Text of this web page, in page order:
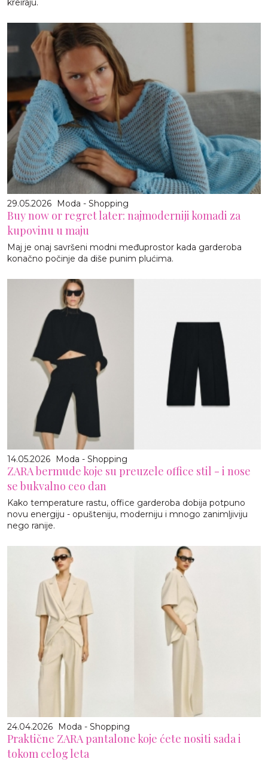
kreiraju.
29.05.2026 Moda - Shopping
Buy now or regret later: najmoderniji komadi za
kupovinu u maju
Maj je onaj savršeni modni međuprostor kada garderoba
konačno počinje da diše punim plućima.
14.05.2026 Moda - Shopping
ZARA bermude koje su preuzele office stil - i nose
se bukvalno ceo dan
Kako temperature rastu, office garderoba dobija potpuno
novu energiju - opušteniju, moderniju i mnogo zanimljiviju
nego ranije.
24.04.2026 Moda - Shopping
Praktične ZARA pantalone koje ćete nositi sada i
tokom celog leta